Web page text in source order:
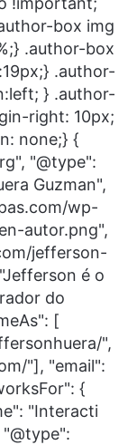
box img
.author-box
.author-
} .author-
right: 10px;
none;} {
"@type":
Guzman",
wp-
autor.png",
jefferson-
é o
do
[
",
"], "email":
{
"Interacti